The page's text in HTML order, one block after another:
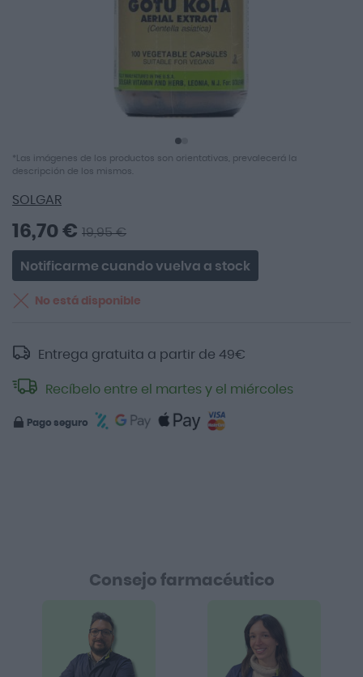
al
de
galería
de
imágenes
*Las imágenes de los productos son orientativas, prevalecerá la
descripción de los mismos.
SOLGAR
16,70 € 19,95 €
Notificarme cuando vuelva a stock
No está disponible
Entrega gratuita a partir de 49€
Recíbelo entre el martes y el miércoles
Pago seguro
Consejo farmacéutico